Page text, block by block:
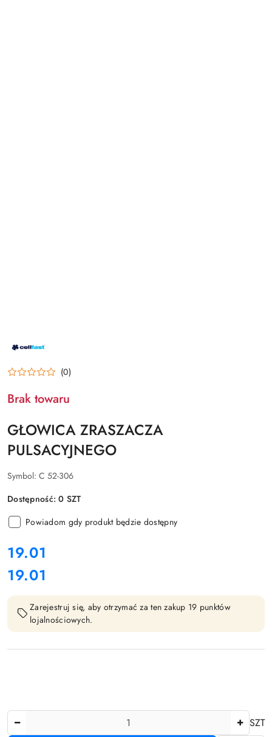
PRODUCENTA:
FAST
(0)
Brak towaru
GŁOWICA ZRASZACZA
PULSACYJNEGO
Symbol: C 52-306
Dostępność:0 SZT
Powiadom gdy produkt będzie dostępny
cena:
19.01
Cena:
19.01
Zarejestruj się, aby otrzymać za ten zakup 19 punktów
lojalnościowych.
SZT